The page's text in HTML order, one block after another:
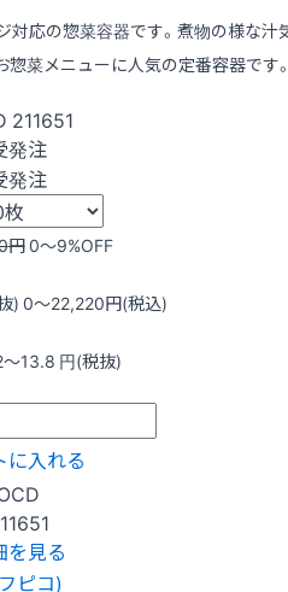
応の惣菜容器です。煮物の様な汁
惣菜メニューに人気の定番容器です
211651
発注
発注
円0〜9%OFF
) 0〜22,220円(税込)
13.8 円(税抜)
に入れる
を見る